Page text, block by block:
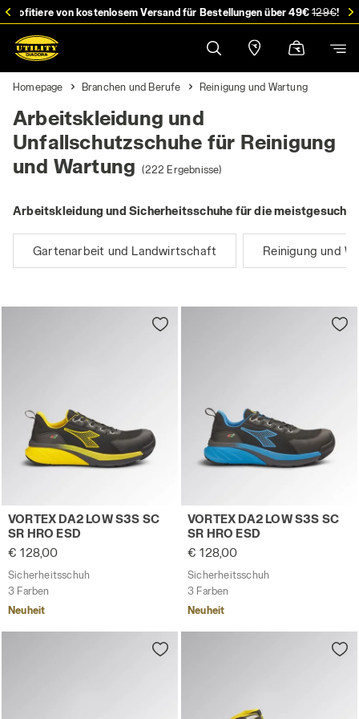
Profitiere von kostenlosem Versand für Bestellungen über 49€129€!
Homepage Branchen und Berufe Reinigung und Wartung
Arbeitskleidung und
Unfallschutzschuhe für Reinigung
und Wartung
(222 Ergebnisse)
Arbeitskleidung und Sicherheitsschuhe für die
Gartenarbeit und Landwirtschaft Reinigung und
Sicherheitsschuh VORTEX DA2 LOW S3S SC SR HRO
VORTEX DA2 LOW S3S SC
SR HRO ESD
€ 128,00
Sicherheitsschuh
3 Farben
Neuheit
Sicherheitsschuh VORTEX
VORTEX DA2 LOW S3S SC
SR HRO ESD
€ 128,00
Sicherheitsschuh
3 Farben
Neuheit